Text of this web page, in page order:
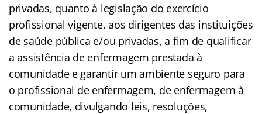
privadas, quanto à legislação do exercício
profissional vigente, aos dirigentes das instituições
de saúde pública e/ou privadas, a fim de qualificar
a assistência de enfermagem prestada à
comunidade e garantir um ambiente seguro para
o profissional de enfermagem, de enfermagem à
comunidade, divulgando leis, resoluções,